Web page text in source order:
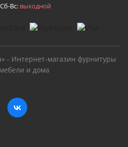
Сб-Вс: выходной
- Интернет-магазин фурнитуры
и дома